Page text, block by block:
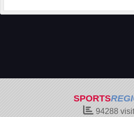
SPORTS
94288